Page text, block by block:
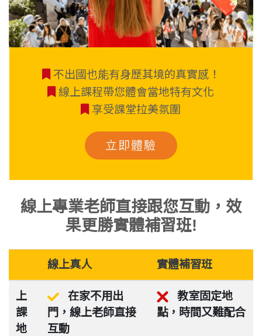
不出國也能有身歷其境的真實感！
線上課程帶您體會當地特有文化
享受課堂拉美氛圍
立即體驗
線上專業老師直接跟您互動， 效
果更勝實體補習班!
線上真人 實體補習班
上
課
地
在家不用出
門，線上老師直接
互動
教室固定地
點，時間又難配合